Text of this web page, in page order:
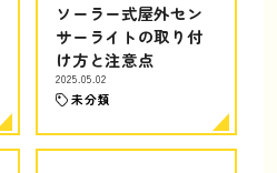
ソーラー式屋外セン
サーライトの取り付
け方と注意点
2025.05.02
未分類